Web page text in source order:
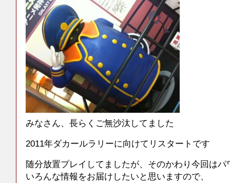
みなさん、長らくご無沙汰してました
2011年ダカールラリーに向けてリスタートです
随分放置プレイしてましたが、そのかわり今回はパ
いろんな情報をお届けしたいと思いますので、